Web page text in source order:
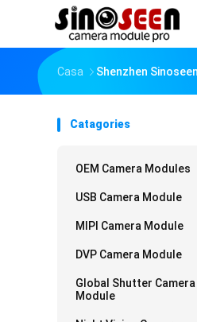
Casa Shenzhen
Catagories
OEM Camera Modules
USB Camera Module
MIPI Camera Module
DVP Camera Module
Global Shutter Camera
Module